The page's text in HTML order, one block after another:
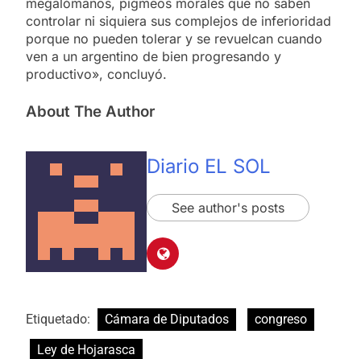
controlar ni siquiera sus complejos de inferioridad
porque no pueden tolerar y se revuelcan cuando
ven a un argentino de bien progresando y
productivo», concluyó.
About The Author
Diario EL SOL
See author's posts
Etiquetado: Cámara de Diputados
congreso
Ley de Hojarasca